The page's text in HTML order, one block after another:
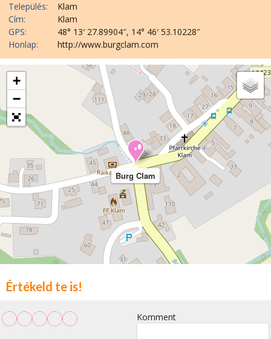
Település:
Klam
Cím:
Klam
GPS:
48° 13′ 27.89904″, 14° 46′ 53.10228″
Honlap:
http://www.burgclam.com
Burg Clam
+
−
Értékeld te is!
Komment